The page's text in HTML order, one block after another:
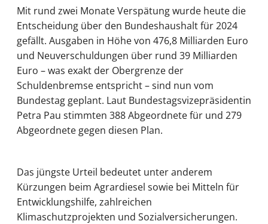
Mit rund zwei Monate Verspätung wurde heute die
Entscheidung über den Bundeshaushalt für 2024
gefällt. Ausgaben in Höhe von 476,8 Milliarden Euro
und Neuverschuldungen über rund 39 Milliarden
Euro – was exakt der Obergrenze der
Schuldenbremse entspricht – sind nun vom
Bundestag geplant. Laut Bundestagsvizepräsidentin
Petra Pau stimmten 388 Abgeordnete für und 279
Abgeordnete gegen diesen Plan.
Das jüngste Urteil bedeutet unter anderem
Kürzungen beim Agrardiesel sowie bei Mitteln für
Entwicklungshilfe, zahlreichen
Klimaschutzprojekten und Sozialversicherungen.